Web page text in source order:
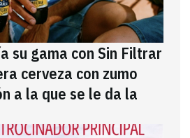
su gama con Sin Filtrar
cerveza con zumo
a la que se le da la